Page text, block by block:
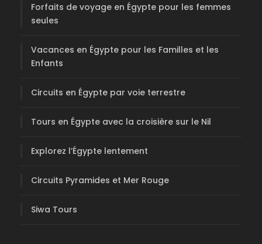
Forfaits de voyage en Égypte pour les femmes
seules
Vacances en Égypte pour les Familles et les
Enfants
Circuits en Égypte par voie terrestre
Tours en Égypte avec la croisière sur le Nil
Explorez l’Égypte lentement
Circuits Pyramides et Mer Rouge
Siwa Tours